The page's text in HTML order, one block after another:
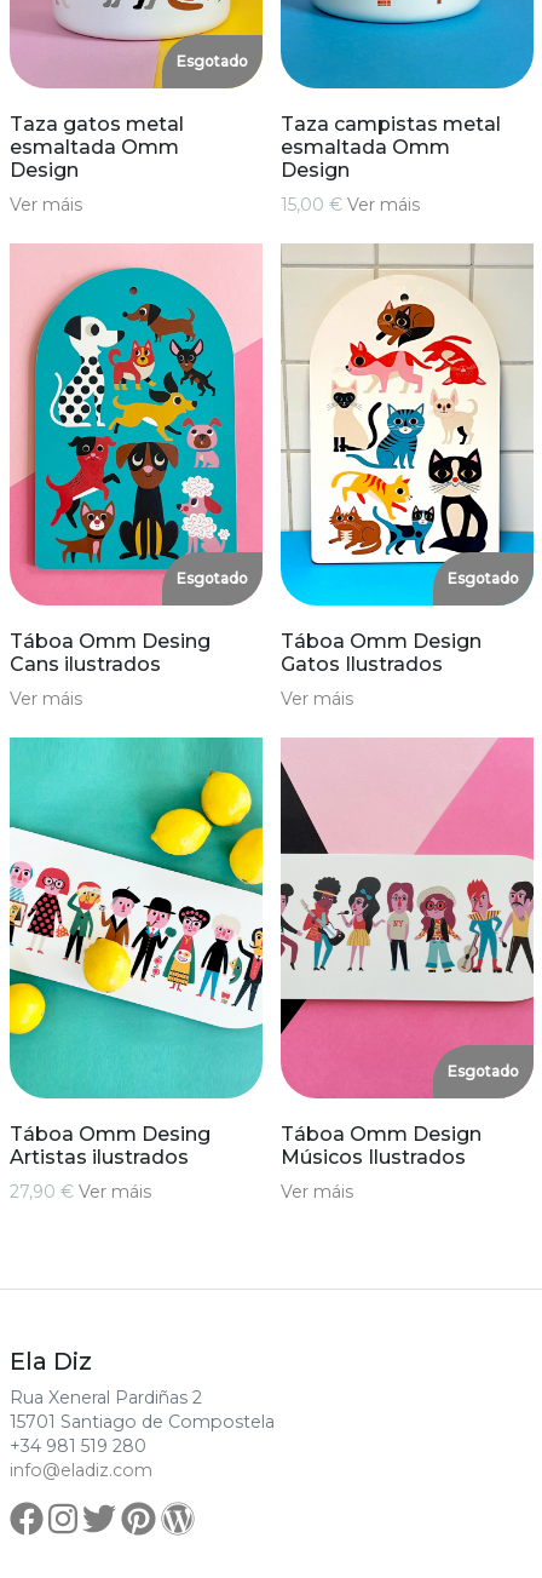
Esgotado
Taza gatos metal
esmaltada Omm
Design
Ver máis
Taza campistas metal
esmaltada Omm
Design
15,00 € Ver máis
Esgotado
Táboa Omm Desing
Cans ilustrados
Ver máis
Esgotado
Táboa Omm Design
Gatos Ilustrados
Ver máis
Táboa Omm Desing
Artistas ilustrados
27,90 € Ver máis
Esgotado
Táboa Omm Design
Músicos Ilustrados
Ver máis
Ela Diz
Rua Xeneral Pardiñas 2
15701 Santiago de Compostela
+34 981 519 280
info@eladiz.com